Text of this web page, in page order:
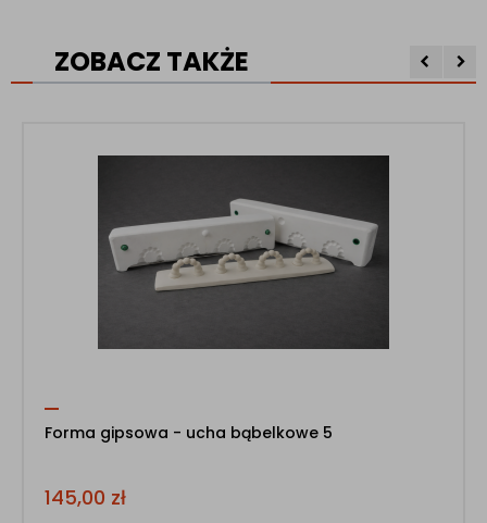
ZOBACZ TAKŻE
Forma gipsowa - ucha bąbelkowe 5
145,00 zł